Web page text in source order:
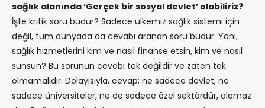
sağlık alanında ‘Gerçek bir sosyal devlet’ olabiliriz?
İşte kritik soru budur? Sadece ülkemiz sağlık sistemi için
değil, tüm dünyada da cevabı aranan soru budur. Yani,
sağlık hizmetlerini kim ve nasıl finanse etsin, kim ve nasıl
sunsun? Bu sorunun cevabı tek değildir ve zaten tek
olmamalıdır. Dolayısıyla, cevap; ne sadece devlet, ne
sadece üniversiteler, ne de sadece özel sektördür, olamaz